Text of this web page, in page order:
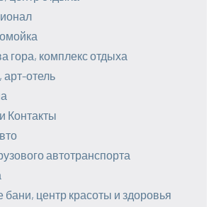
гора, комплекс отдыха
отель
Контакты
автотранспорта
бани, центр красоты и здоровья